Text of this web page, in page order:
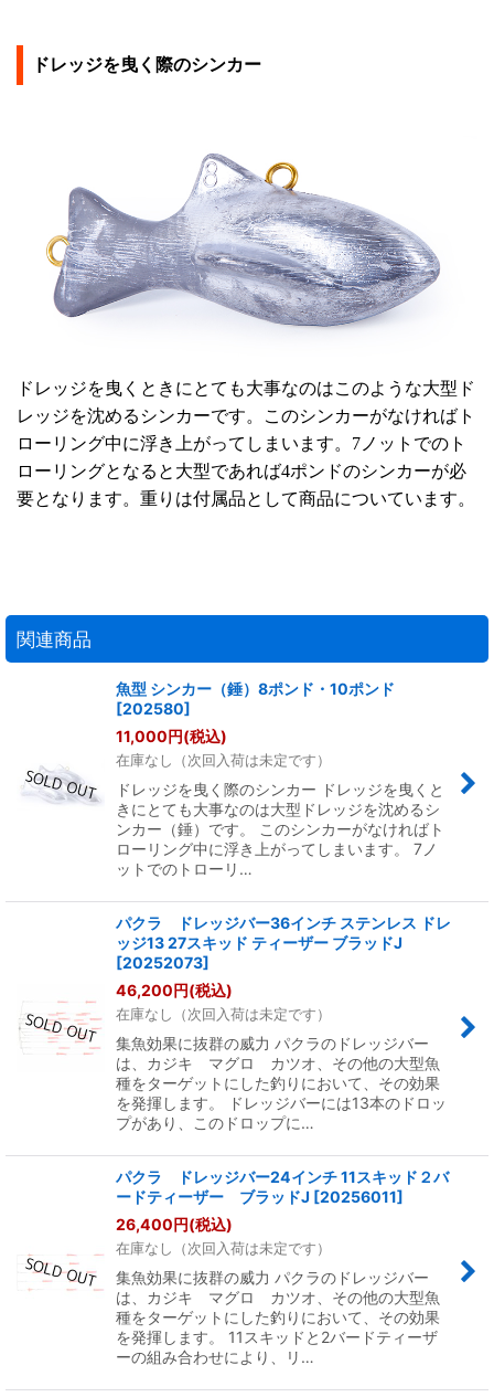
ドレッジを曳く際のシンカー
ドレッジを曳くときにとても大事なのはこのような大型ド
レッジを沈めるシンカーです。このシンカーがなければト
ローリング中に浮き上がってしまいます。7ノットでのト
ローリングとなると大型であれば4ポンドのシンカーが必
要となります。重りは付属品として商品についています。
関連商品
魚型 シンカー（錘）8ポンド・10ポンド
[202580]
11,000円(税込)
在庫なし（次回入荷は未定です）
ドレッジを曳く際のシンカー ドレッジを曳くと
きにとても大事なのは大型ドレッジを沈めるシ
ンカー（錘）です。 このシンカーがなければト
ローリング中に浮き上がってしまいます。 7ノ
ットでのトローリ…
パクラ ドレッジバー36インチ ステンレス ドレ
ッジ13 27スキッド ティーザー ブラッドJ
[20252073]
46,200円(税込)
在庫なし（次回入荷は未定です）
集魚効果に抜群の威力 パクラのドレッジバー
は、カジキ マグロ カツオ、その他の大型魚
種をターゲットにした釣りにおいて、その効果
を発揮します。 ドレッジバーには13本のドロッ
プがあり、このドロップに…
パクラ ドレッジバー24インチ 11スキッド２バ
ードティーザー ブラッドJ [20256011]
26,400円(税込)
在庫なし（次回入荷は未定です）
集魚効果に抜群の威力 パクラのドレッジバー
は、カジキ マグロ カツオ、その他の大型魚
種をターゲットにした釣りにおいて、その効果
を発揮します。 11スキッドと2バードティーザ
ーの組み合わせにより、リ…